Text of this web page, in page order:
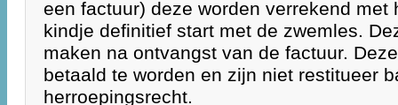
een factuur) deze worden verrekend met
kindje definitief start met de zwemles.
maken na ontvangst van de factuur.
betaald te worden en zijn niet restitueer
herroepingsrecht.